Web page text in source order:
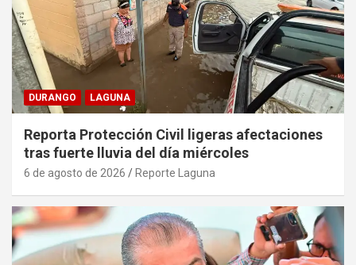
DURANGO LAGUNA
Reporta Protección Civil ligeras afectaciones
tras fuerte lluvia del día miércoles
6 de agosto de 2026 Reporte Laguna